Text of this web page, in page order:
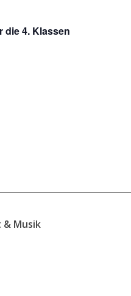
4. Klassen
Musik